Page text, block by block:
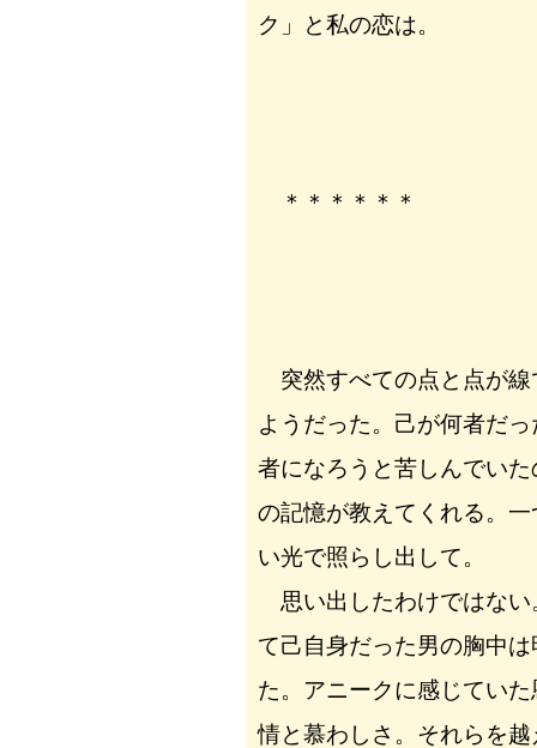
ク」と私の恋は。
＊＊＊＊＊＊
突然すべての点と点が線
ようだった。己が何者だ
者になろうと苦しんでい
の記憶が教えてくれる。
い光で照らし出して。
思い出したわけではない
て己自身だった男の胸中
た。アニークに感じてい
情と慕わしさ。それらを